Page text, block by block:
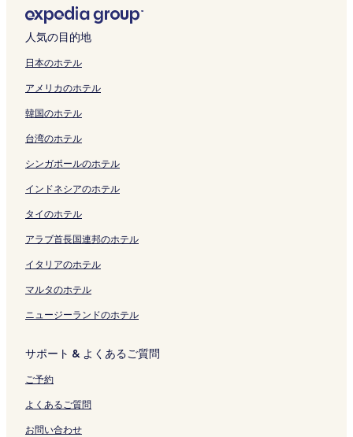
を
開
く
リ
ク
ー
ジ
を
開
リ
ク
r
t
の
ペ
ジ
開
く
リ
ン
A
T
U
ペ
ジ
を
開
く
ン
ジ
を
開
く
ン
ク
を
開
く
リ
ク
e
l
の
ペ
ジ
開
く
リ
ン
s
u
e
o
t
の
ペ
ー
を
く
ン
ク
o
t
l
i
i
e
r
e
ペ
ジ
開
く
リ
ン
H
o
e
の
ー
ジ
を
開
リ
ク
開
く
リ
ン
の
ペ
ー
ジ
開
リ
ン
ク
m
u
a
a
a
t
s
u
h
y
の
ペ
ー
ジ
開
ン
ク
M
A
U
ペ
ジ
を
開
く
ン
a
t
u
ペ
ジ
を
開
く
ン
a
d
K
r
t
s
u
C
s
l
の
ペ
ー
ジ
開
ン
ク
人気の目的地
日本のホテル
アメリカのホテル
韓国のホテル
台湾のホテル
シンガポールのホテル
インドネシアのホテル
タイのホテル
アラブ首長国連邦のホテル
イタリアのホテル
マルタのホテル
ニュージーランドのホテル
サポート & よくあるご質問
ご予約
よくあるご質問
お問い合わせ